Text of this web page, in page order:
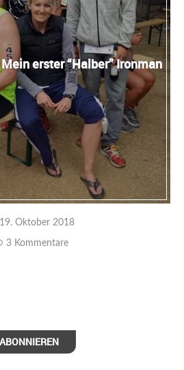
erster “Halber” Ironman
19. Oktober 2018
3 Kommentare